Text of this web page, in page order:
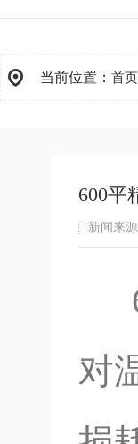
当前位置： 首页
600平
新闻来
对